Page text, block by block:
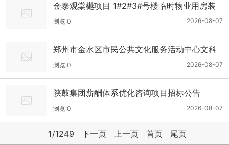
金泰观棠樾项目 1#2#3#号楼临时物业用房装
修工程-公开招标公告
2026-08-07
浏览:0
郑州市金水区市民公共文化服务活动中心文科
产业馆配电工程-招标公告
2026-08-07
浏览:0
陕鼓集团薪酬体系优化咨询项目招标公告
2026-08-07
浏览:0
1/1249 下一页 上一页 首页 尾页